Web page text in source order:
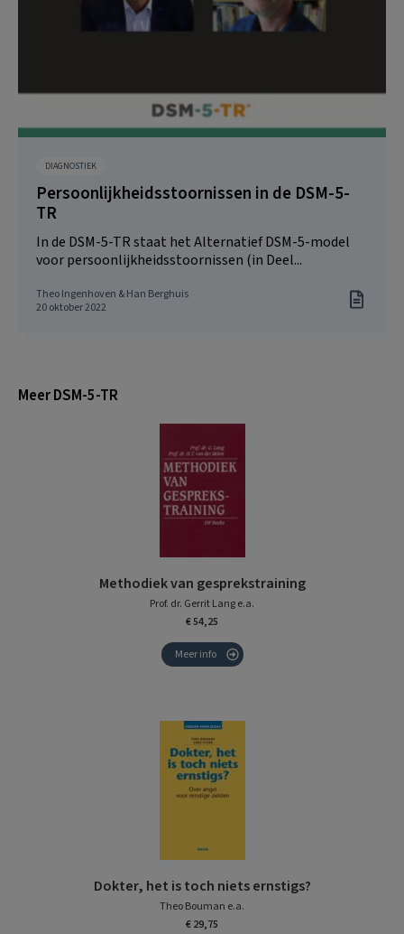
DIAGNOSTIEK
Persoonlijkheidsstoornissen in de DSM-5-
TR
In de DSM-5-TR staat het Alternatief DSM-5-model
voor persoonlijkheidsstoornissen (in Deel...
Theo Ingenhoven & Han Berghuis
20 oktober 2022
Meer DSM-5-TR
Methodiek van gesprekstraining
Prof. dr. Gerrit Lang e.a.
€ 54,25
Meer info
Dokter, het is toch niets ernstigs?
Theo Bouman e.a.
€ 29,75